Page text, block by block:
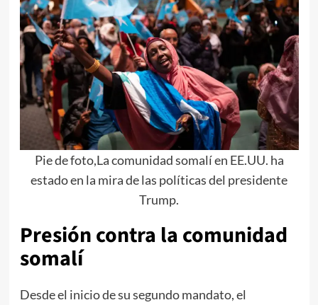
Pie de foto,La comunidad somalí en EE.UU. ha
estado en la mira de las políticas del presidente
Trump.
Presión contra la comunidad
somalí
Desde el inicio de su segundo mandato, el